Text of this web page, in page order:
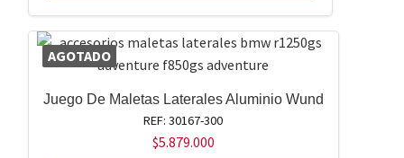
AGOTADO
Juego De Maletas Laterales Aluminio Wund
REF: 30167-300
$5.879.000